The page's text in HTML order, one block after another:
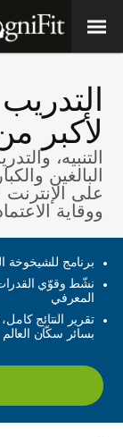
لأكبر من 65
التنبيه،
البالغين
على الإنترنت
ووقاية
برنامج للشيخوخة
نشّط وقوّي القدرات
المعرفي
تقرير النتائج
بسائر سكّان العالم